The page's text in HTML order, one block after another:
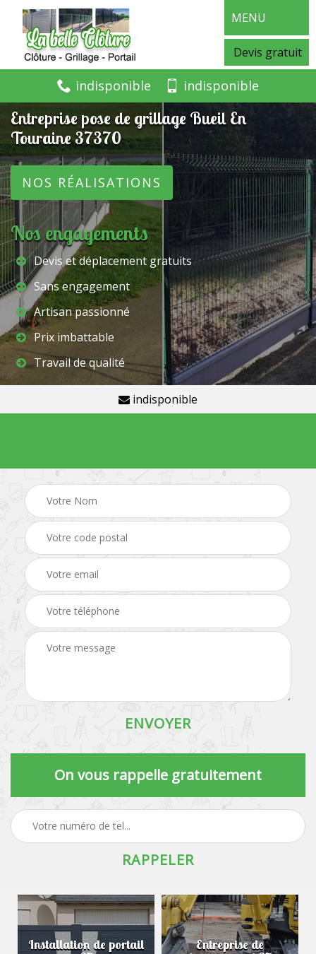
MENU
Devis gratuit
indisponible indisponible
Entreprise pose de grillage Bueil En
Touraine 37370
NOS RÉALISATIONS
Nos engagements
Devis et déplacement gratuits
Sans engagement
Artisan passionné
Prix imbattable
Travail de qualité
indisponible
On vous rappelle gratuitement
Installation de portail Entreprise de